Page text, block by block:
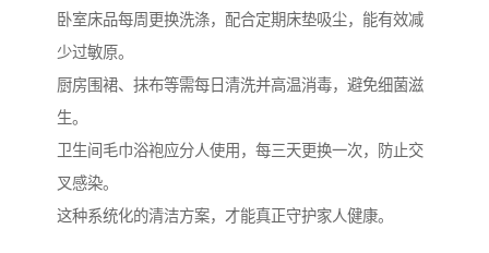
卧室床品每周更换洗涤，配合定期床垫吸尘，能有效减
少过敏原。
厨房围裙、抹布等需每日清洗并高温消毒，避免细菌滋
生。
卫生间毛巾浴袍应分人使用，每三天更换一次，防止交
叉感染。
这种系统化的清洁方案，才能真正守护家人健康。